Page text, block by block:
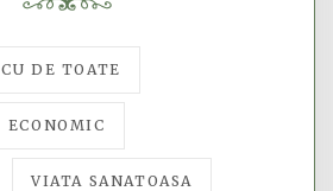
CU DE TOATE
ECONOMIC
VIATA SANATOASA